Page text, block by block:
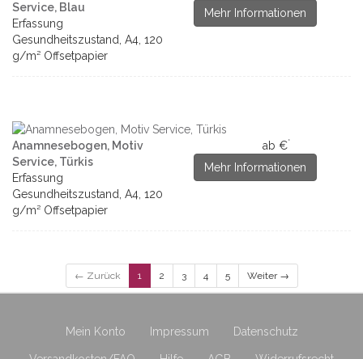
Service, Blau
Erfassung
Gesundheitszustand, A4, 120
g/m² Offsetpapier
Mehr Informationen
Anamnesebogen, Motiv
Service, Türkis
Erfassung
Gesundheitszustand, A4, 120
g/m² Offsetpapier
ab €*
Mehr Informationen
← Zurück 1 2 3 4 5 Weiter →
Mein Konto Impressum Datenschutz